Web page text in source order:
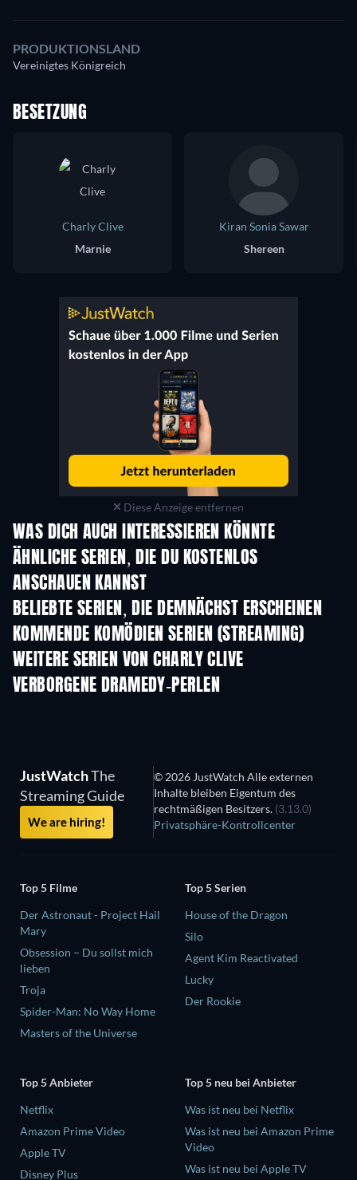
PRODUKTIONSLAND
Vereinigtes Königreich
BESETZUNG
Charly Clive
Marnie
Kiran Sonia Sawar
Shereen
Diese Anzeige entfernen
WAS DICH AUCH INTERESSIEREN KÖNNTE
Serie Serie
ÄHNLICHE SERIEN, DIE DU KOSTENLOS
ANSCHAUEN KANNST
Serie
BELIEBTE SERIEN, DIE DEMNÄCHST ERSCHEINEN
Serie Serie
KOMMENDE KOMÖDIEN SERIEN (STREAMING)
Staffel 6 Staffel 2
WEITERE SERIEN VON CHARLY CLIVE
Serie Serie
VERBORGENE DRAMEDY-PERLEN
JustWatchThe
Streaming Guide
We are hiring!
© 2026 JustWatch Alle externen
Inhalte bleiben Eigentum des
rechtmäßigen Besitzers. (3.13.0)
Privatsphäre-Kontrollcenter
Top 5 Filme
Der Astronaut - Project Hail
Mary
Obsession – Du sollst mich
lieben
Troja
Spider-Man: No Way Home
Masters of the Universe
Top 5 Serien
House of the Dragon
Silo
Agent Kim Reactivated
Lucky
Der Rookie
Top 5 Anbieter
Netflix
Amazon Prime Video
Apple TV
Disney Plus
Top 5 neu bei Anbieter
Was ist neu bei Netflix
Was ist neu bei Amazon Prime
Video
Was ist neu bei Apple TV